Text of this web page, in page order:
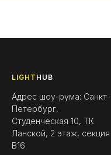
LIGHT HUB
Адрес шоу-рума: Санкт-
Петербург,
Студенческая 10, ТК
Ланской, 2 этаж, секция
B16